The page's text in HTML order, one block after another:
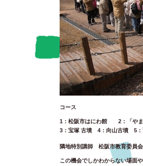
コース
1：松阪市はにわ館 2：「やま
3：宝塚 古墳 4：向山古墳 5
隣地特別講師 松阪市教育委員
この機会でしかわからない場面